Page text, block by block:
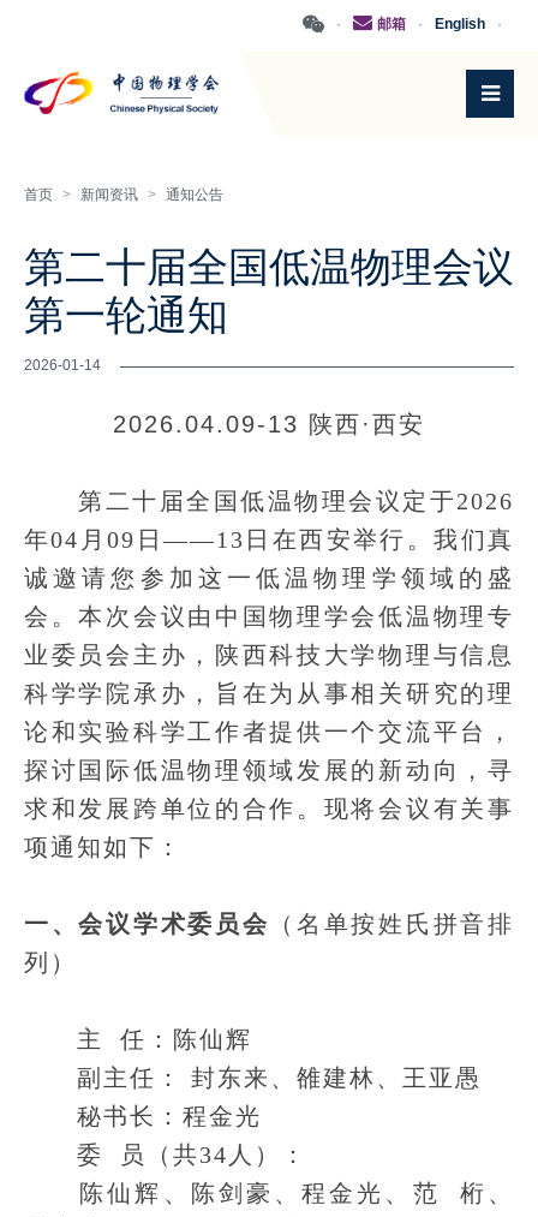
·
English
·
邮箱
·
首页 > 新闻资讯 > 通知公告
第二十届全国低温物理会议
第一轮通知
2026-01-14
2026.04.09-13 陕西·西安
第二十届全国低温物理会议定于2026
年04月09日——13日在西安举行。我们真
诚邀请您参加这一低温物理学领域的盛
会。本次会议由中国物理学会低温物理专
业委员会主办，陕西科技大学物理与信息
科学学院承办，旨在为从事相关研究的理
论和实验科学工作者提供一个交流平台，
探讨国际低温物理领域发展的新动向，寻
求和发展跨单位的合作。现将会议有关事
项通知如下：
一、会议学术委员会 （名单按姓氏拼音排
列）
主 任：陈仙辉
副主任： 封东来、雒建林、王亚愚
秘书长：程金光
委 员（共34人）：
陈仙辉、陈剑豪、程金光、范 桁、